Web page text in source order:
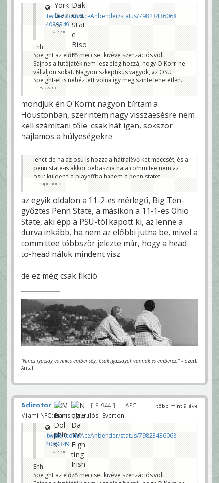
twitter.com/AceAnbender/status/79823436068
4089349
baggio
Ehh.
Speight az előző meccset kivéve szenzációs volt.
Sajnos a futójáték nem lesz elég hozzá, hogy O'Korn ne
vállaljon sokat. Nagyon szkeptikus vagyok, az OSU
Speight-el is nehéz lett volna így meg szinte lehetetlen.
Bazzani
mondjuk én O'Kornt nagyon bírtam a
Houstonban, szerintem nagy visszaesésre nem
kell számítani tőle, csak hát igen, sokszor
hajlamos a hülyeségekre
lehet de ha az osu is hozza a hátralévő két meccsét, és a
penn state-is akkor bebaszna ha a commitee nem az
osut küldené a playoffba hanem a penn statet.
kapitnono
az egyik oldalon a 11-2-es mérlegű, Big Ten-
győztes Penn State, a másikon a 11-1-es Ohio
State, aki épp a PSU-tól kapott ki, az lenne a
durva inkább, ha nem az előbbi jutna be, mivel a
committee többször jelezte már, hogy a head-
to-head náluk mindent visz
de ez még csak fikció
---
"Nincs igazság és nincs emberiség. Csak igazságok vannak és emberek." - Szerb
Antal
több mint 9 éve
Adirotor 3 944
— AFC:
Miami NFC: Rams ; gurulós: Everton
twitter.com/AceAnbender/status/79823436068
4089349
baggio
Ehh.
Speight az előző meccset kivéve szenzációs volt.